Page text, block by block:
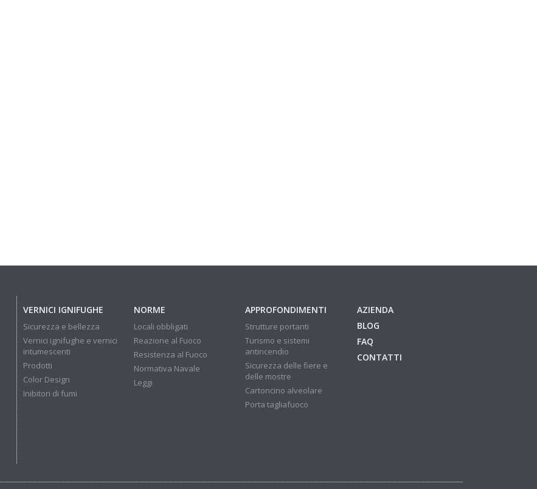
VERNICI IGNIFUGHE
Sicurezza e bellezza
Vernici ignifughe e vernici
intumescenti
Prodotti
Color Design
Inibitori di fumi
NORME
Locali obbligati
Reazione al Fuoco
Resistenza al Fuoco
Normativa Navale
Leggi
APPROFONDIMENTI
Strutture portanti
Turismo e sistemi
antincendio
Sicurezza delle fiere e
delle mostre
Cartoncino alveolare
Porta tagliafuoco
AZIENDA
BLOG
FAQ
CONTATTI